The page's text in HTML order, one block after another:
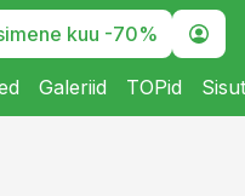
kuu -70%
Galeriid TOPid